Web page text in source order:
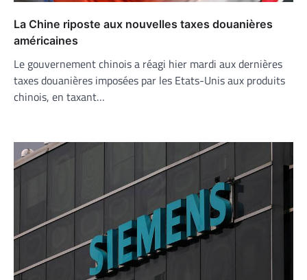
La Chine riposte aux nouvelles taxes douanières
américaines
Le gouvernement chinois a réagi hier mardi aux dernières
taxes douanières imposées par les Etats-Unis aux produits
chinois, en taxant…